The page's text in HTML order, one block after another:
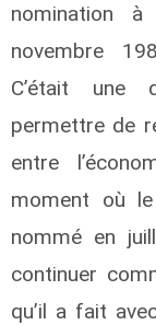
nomination à
novembre
C’était une
permettre de
entre
moment où
nommé en
continuer
qu’il a fait